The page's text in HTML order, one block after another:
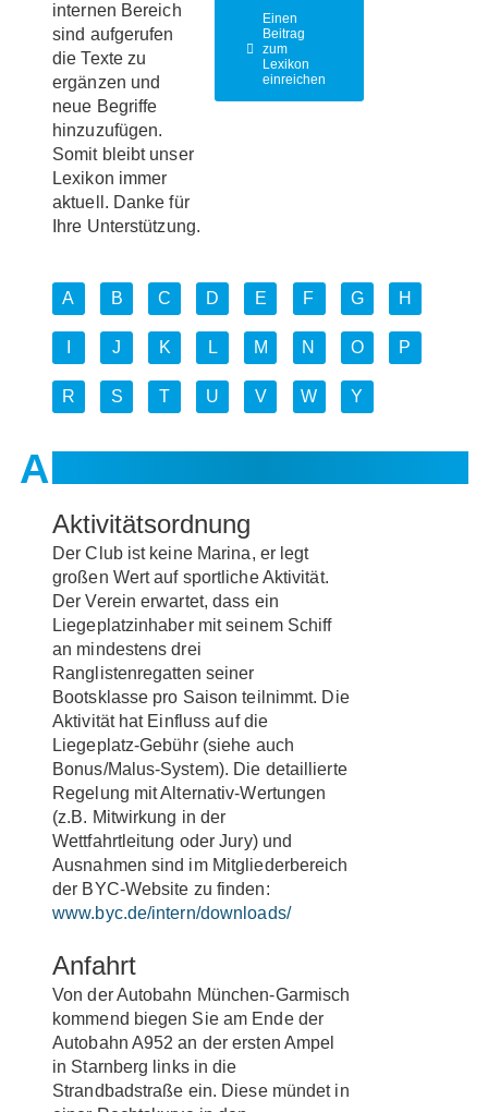
internen Bereich
sind aufgerufen
die Texte zu
ergänzen und
neue Begriffe
hinzuzufügen.
Somit bleibt unser
Lexikon immer
aktuell. Danke für
Ihre Unterstützung.
Einen
Beitrag
zum
Lexikon
einreichen
A B C D E F G H
J K L M N O P
R S T U V W Y
Aktivitätsordnung
Der Club ist keine Marina, er legt
großen Wert auf sportliche Aktivität.
Der Verein erwartet, dass ein
Liegeplatzinhaber mit seinem Schiff
an mindestens drei
Ranglistenregatten seiner
Bootsklasse pro Saison teilnimmt. Die
Aktivität hat Einfluss auf die
Liegeplatz-Gebühr (siehe auch
Bonus/Malus-System). Die detaillierte
Regelung mit Alternativ-Wertungen
(z.B. Mitwirkung in der
Wettfahrtleitung oder Jury) und
Ausnahmen sind im Mitgliederbereich
der BYC-Website zu finden:
www.byc.de/intern/downloads/
Anfahrt
Von der Autobahn München-Garmisch
kommend biegen Sie am Ende der
Autobahn A952 an der ersten Ampel
in Starnberg links in die
Strandbadstraße ein. Diese mündet in